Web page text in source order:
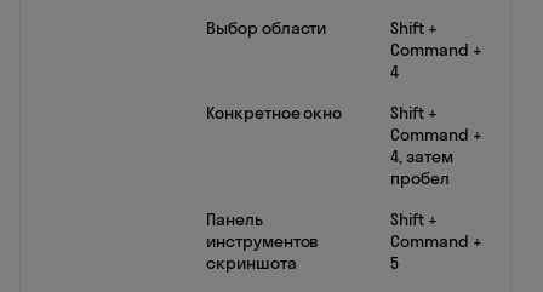
Выбор области
Shift +
Command +
4
Конкретное окно
Shift +
Command +
4, затем
пробел
Панель
инструментов
скриншота
Shift +
Command +
5